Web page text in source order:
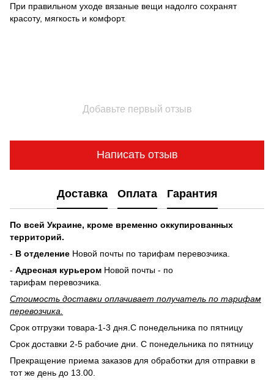
При правильном уходе вязаные вещи надолго сохранят
красоту, мягкость и комфорт.
Добавьте первый отзыв
Написать отзыв
Доставка Оплата Гарантия
По всей Украине, кроме временно оккупированных
территорий.
- В отделение Новой почты по тарифам перевозчика.
- Адресная курьером Новой почты - по
тарифам перевозчика.
Стоимость доставки оплачивает получатель по тарифам
перевозчика.
Срок отгрузки товара-1-3 дня.С понедельника по пятницу
Срок доставки 2-5 рабочие дни. С понедельника по пятницу
Прекращение приема заказов для обработки для отправки в
тот же день до 13.00.